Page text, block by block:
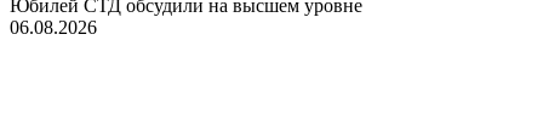
Юбилей СТД обсудили на высшем уровне
06.08.2026